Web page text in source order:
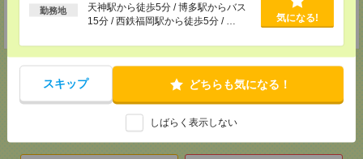
勤務地
天神駅から徒歩5分 / 博多駅からバス
15分 / 西鉄福岡駅から徒歩5分 / …
気になる!
スキップ どちらも気になる！
しばらく表示しない
★今ならご来社登録でQUOカード2000円分をプレゼント中★
応募ページへ